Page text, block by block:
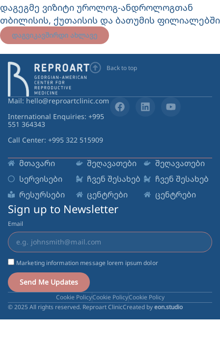
დაგეგმე ვიზიტი უროლოგ-ანდროლოგთან
თბილისის, ქუთაისის და ბათუმის ფილიალებში
დაგვიკავშირდი ახლავე
Back to top
Mail: hello@reproartclinic.com
International Enquiries: +995
551 364343
Call Center: +995 322 515909
მთავარი
სერვისები
რესურსები
შეღავათები
ჩვენ შესახებ
ცენტრები
შეღავათები
ჩვენ შესახებ
ცენტრები
Sign up to Newsletter
Email
Marketing information message lorem ipsum dolor
Send Me Updates
Cookie PolicyCookie PolicyCookie Policy
© 2025 All rights reserved. Reproart ClinicCreated byeon.studio